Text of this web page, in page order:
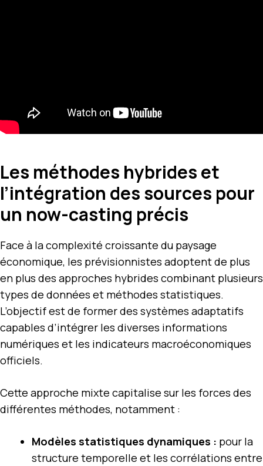
Les méthodes hybrides et
l’intégration des sources pour
un now-casting précis
Face à la complexité croissante du paysage
économique, les prévisionnistes adoptent de plus
en plus des approches hybrides combinant plusieurs
types de données et méthodes statistiques.
L’objectif est de former des systèmes adaptatifs
capables d’intégrer les diverses informations
numériques et les indicateurs macroéconomiques
officiels.
Cette approche mixte capitalise sur les forces des
différentes méthodes, notamment :
Modèles statistiques dynamiques : pour la
structure temporelle et les corrélations entre